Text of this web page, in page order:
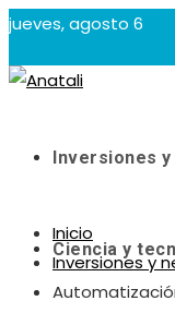
jueves, agosto 6
Inversiones
Ciencia y
Inicio
Inversiones y